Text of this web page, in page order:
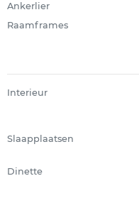
Ankerlier
Raamframes
Interieur
Slaapplaatsen
Dinette